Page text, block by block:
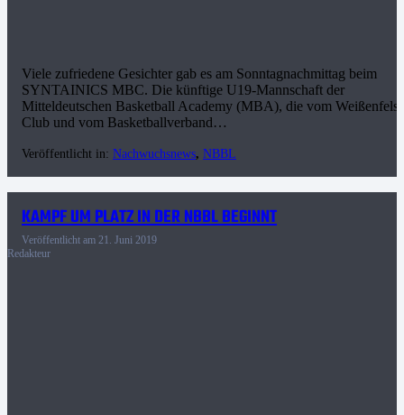
Viele zufriedene Gesichter gab es am Sonntagnachmittag beim
SYNTAINICS MBC. Die künftige U19-Mannschaft der
Mitteldeutschen Basketball Academy (MBA), die vom
Club und vom Basketballverband…
Veröffentlicht in: Nachwuchsnews, NBBL
KAMPF UM PLATZ IN DER NBBL BEGINNT
Veröffentlicht am 21. Juni 2019
Redakteur